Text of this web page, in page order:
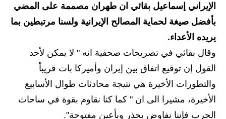
الاخبار الاقتصادية
المدارس
اخبار وقرارات وزارة التربية
نتائج الامتحانات
الإيراني إسماعيل بقائي ان طهران مصممة على المضي
بأفضل صيغة لحماية المصالح الإيرانية ولسنا مرتبطين بما
يريده الأعداء.
وقال بقائي في تصريحات صحفية انه " لا يمكن لأحد
القول إن توقيع اتفاق بين إيران وأميركا بات قريباً
والتطورات الأخيرة هي نتيجة محادثات طوال الأسابيع
الأخيرة، مشيرا الى ان " كما كنا نقاوم بقوة في ساحات
الحرب فإننا نفاوض بحذر وبأعين مفتوحة".